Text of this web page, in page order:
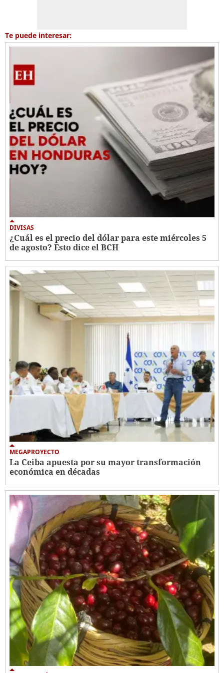
Te puede interesar:
DIVISAS
¿Cuál es el precio del dólar para este miércoles 5
de agosto? Esto dice el BCH
MEGAPROYECTO
La Ceiba apuesta por su mayor transformación
económica en décadas